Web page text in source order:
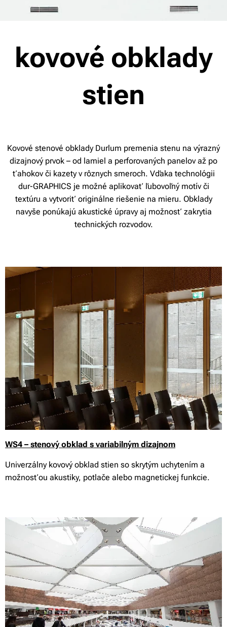
kovové obklady
stien
Kovové stenové obklady Durlum premenia stenu na výrazný
dizajnový prvok – od lamiel a perforovaných panelov až po
ťahokov či kazety v rôznych smeroch. Vďaka technológii
dur-GRAPHICS je možné aplikovať ľubovoľný motív či
textúru a vytvoriť originálne riešenie na mieru. Obklady
navyše ponúkajú akustické úpravy aj možnosť zakrytia
technických rozvodov.
WS4 – stenový obklad s variabilným dizajnom
Univerzálny kovový obklad stien so skrytým uchytením a
možnosťou akustiky, potlače alebo magnetickej funkcie.